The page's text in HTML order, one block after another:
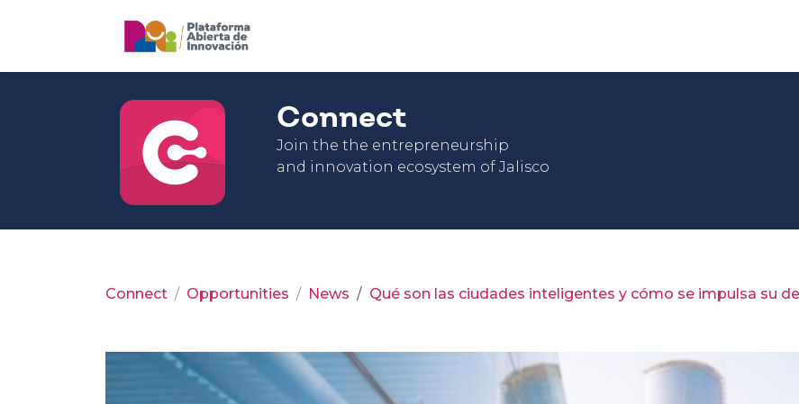
Connect
Join the the entrepreneurship
and innovation ecosystem of Jalisco
Connect Opportunities News Qué son las ciudades inteligentes y cómo se impulsa su